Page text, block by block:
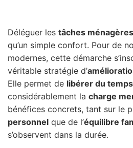
Déléguer les tâches ménagères
qu’un simple confort. Pour de
modernes, cette démarche
véritable stratégie d’
Elle permet de libérer du temps
considérablement la charge
bénéfices concrets, tant sur le
personnel que de l’équilibre
s’observent dans la durée.